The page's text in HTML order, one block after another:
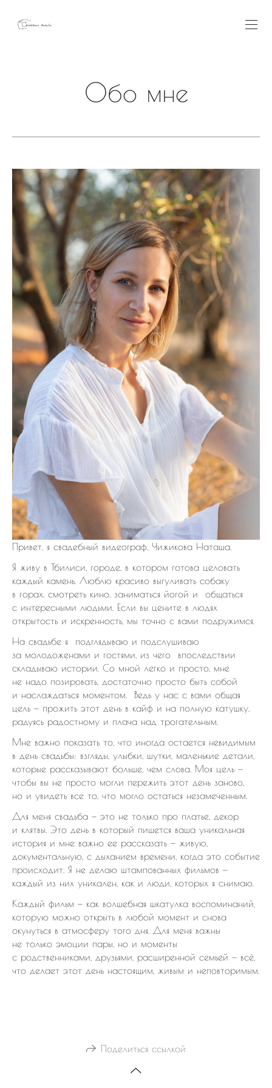
Обо мне
Привет, я свадебный видеограф, Чижикова Наташа.
Я живу в Тбилиси, городе, в котором готова целовать
каждый камень. Люблю красиво выгуливать собаку
в горах, смотреть кино, заниматься йогой и общаться
с интересными людьми. Если вы цените в людях
открытость и искренность, мы точно с вами подружимся.
На свадьбе я подглядываю и подслушиваю
за молодоженами и гостями, из чего впоследствии
складываю истории. Со мной легко и просто, мне
не надо позировать, достаточно просто быть собой
и наслаждаться моментом. Ведь у нас с вами общая
цель — прожить этот день в кайф и на полную катушку,
радуясь радостному и плача над трогательным.
Мне важно показать то, что иногда остается невидимым
в день свадьбы: взгляды, улыбки, шутки, маленькие детали,
которые рассказывают больше, чем слова. Моя цель —
чтобы вы не просто могли пережить этот день заново,
но и увидеть все то, что могло остаться незамеченным.
Для меня свадьба — это не только про платье, декор
и клятвы. Это день в который пишется ваша уникальная
история и мне важно ее рассказать — живую,
документальную, с дыханием времени, когда это событие
происходит. Я не делаю штампованных фильмов —
каждый из них уникален, как и люди, которых я снимаю.
Каждый фильм — как волшебная шкатулка воспоминаний,
которую можно открыть в любой момент и снова
окунуться в атмосферу того дня. Для меня важны
не только эмоции пары, но и моменты
с родственниками, друзьями, расширенной семьей — всё,
что делает этот день настоящим, живым и неповторимым.
Поделиться ссылкой